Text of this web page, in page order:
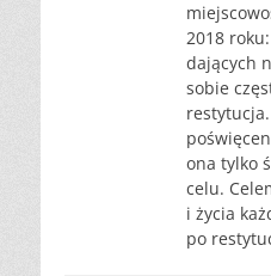
2018
dających
sobie
ona tylko
celu.
i życia
po